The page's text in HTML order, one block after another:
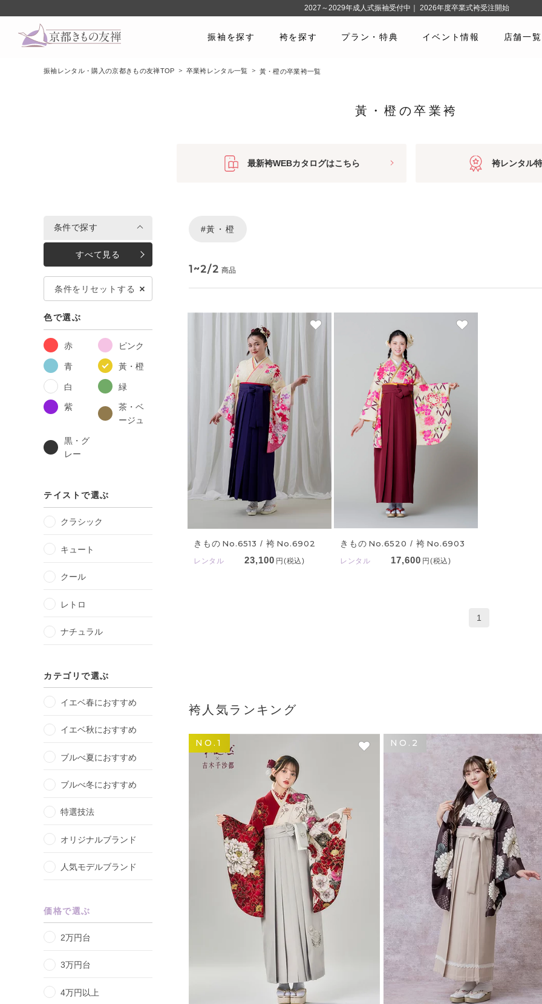
振袖を探す 袴を探す プラン・特典 イベント情報 店舗一覧
振袖レンタル・購入の京都きもの友禅TOP 卒業袴レンタル一覧 黃・橙の卒業袴一覧
黃・橙の卒業袴
最新袴WEBカタログはこちら 袴レンタル
条件で探す
すべて見る
条件をリセットする
色で選ぶ
赤 ピンク
青 黃・橙
白 緑
紫
茶・ベ
ージュ
黒・グ
レー
テイストで選ぶ
クラシック
キュート
クール
レトロ
ナチュラル
カテゴリで選ぶ
イエベ春におすすめ
イエベ秋におすすめ
ブルべ夏におすすめ
ブルべ冬におすすめ
特選技法
オリジナルブランド
人気モデルブランド
価格で選ぶ
2万円台
3万円台
4万円以上
#黃・橙
1~2/2 商品
きもの No.6513 / 袴 No.6902
レンタル 23,100 円(税込)
きもの No.6520 / 袴 No.6903
レンタル 17,600 円(税込)
1
袴人気ランキング
NO.1 NO.2
2027～2029年成人式振袖受付中｜ 2026年度卒業式袴受注開始